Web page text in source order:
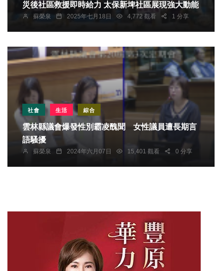
災後社區救援即時給力 太保新埤社區展現強大動能
蘇榮泉 2025年七月18日 4,772 觀看 1 分享
社會 生活 綜合
雲林縣議會爆發性別霸凌醜聞 女性議員遭長期言
語騷擾
蘇榮泉 2024年六月07日 15,401 觀看 0 分享